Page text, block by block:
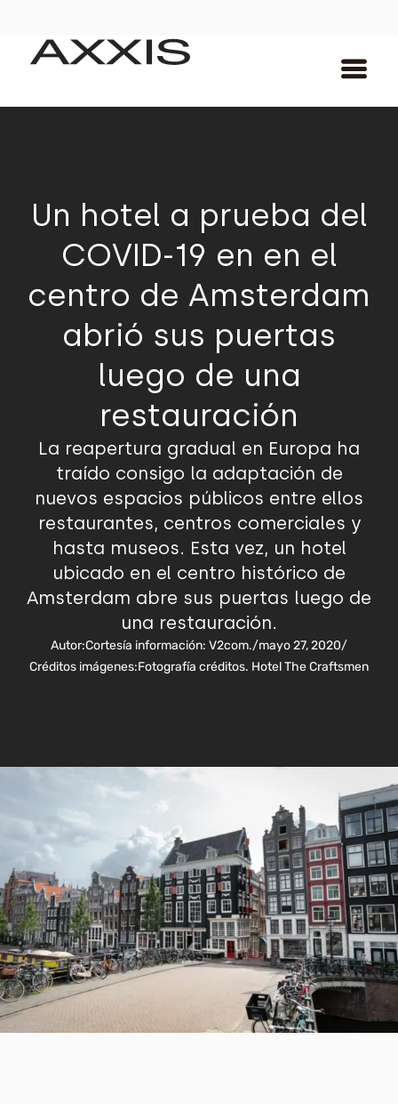
Un hotel a prueba del
COVID-19 en en el
centro de Amsterdam
abrió sus puertas
luego de una
restauración
La reapertura gradual en Europa ha
traído consigo la adaptación de
nuevos espacios públicos entre ellos
restaurantes, centros comerciales y
hasta museos. Esta vez, un hotel
ubicado en el centro histórico de
Amsterdam abre sus puertas luego de
una restauración.
Autor:Cortesía información: V2com./mayo 27, 2020/
Créditos imágenes:Fotografía créditos. Hotel The Craftsmen